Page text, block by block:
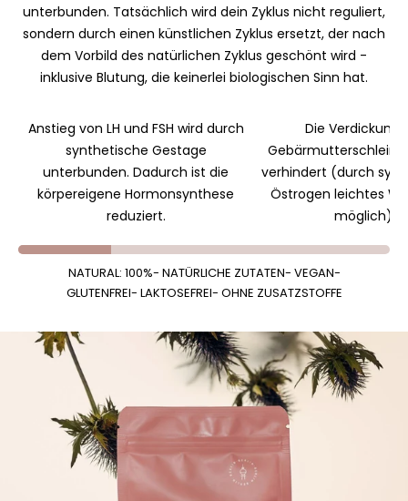
unterbunden. Tatsächlich wird dein Zyklus nicht reguliert,
sondern durch einen künstlichen Zyklus ersetzt, der nach
dem Vorbild des natürlichen Zyklus geschönt wird -
inklusive Blutung, die keinerlei biologischen Sinn hat.
Anstieg von LH und FSH wird durch
synthetische Gestage
unterbunden. Dadurch ist die
körpereigene Hormonsynthese
reduziert.
Die Verdickung
verhindert (durch
Östrogen leichtes
möglich).
NATURAL: 100%- NATÜRLICHE ZUTATEN- VEGAN-
GLUTENFREI- LAKTOSEFREI- OHNE ZUSATZSTOFFE